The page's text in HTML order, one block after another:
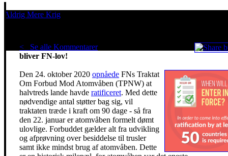
Aldrig Mere Krig
< Se alle KommentarerForbud mod atomvåben
bliver FN-lov!
Den 24. oktober 2020 opnåede FNs Traktat
Om Forbud Mod Atomvåben (TPNW) at
halvtreds lande havde ratificeret. Med dette
nødvendige antal støtter bag sig, vil
traktaten træde i kraft om 90 dage - så fra
den 22. januar er atomvåben formelt dømt
ulovlige. Forbuddet gælder alt fra udvikling
og afprøvning over besiddelse til trusler
samt ikke mindst brug af atomvåben. Dette